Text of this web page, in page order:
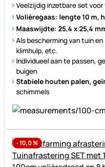
Veelzijdig inzetbare set
Volièregaas: lengte 10 m,
Maaswijdte: 25,4 x 25,4
Als bescherming van tuin
klimhulp, etc.
Individueel aan te passen,
buigen
Stabiele houten palen,
schimmels
-10,0%